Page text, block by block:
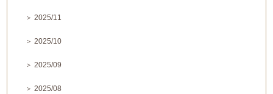
＞ 2025/11
＞ 2025/10
＞ 2025/09
＞ 2025/08